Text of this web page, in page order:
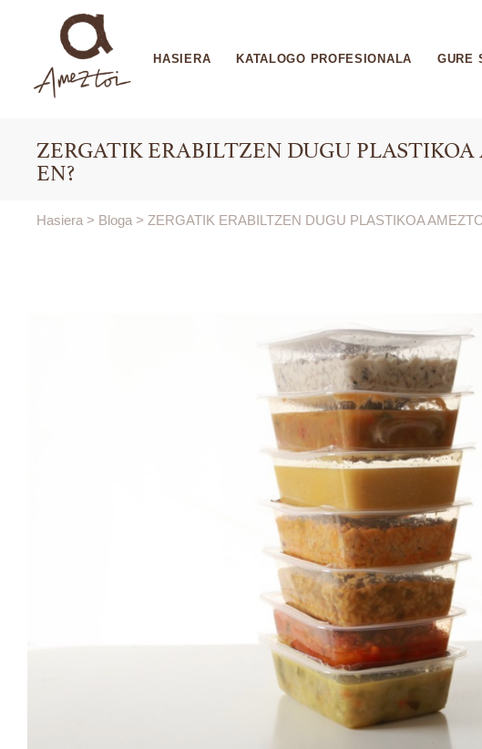
HASIERA KATALOGO PROFESIONALA GURE
ZERGATIK ERABILTZEN DUGU
EN?
Hasiera> Bloga> ZERGATIK ERABILTZEN DUGU PLASTIKOA